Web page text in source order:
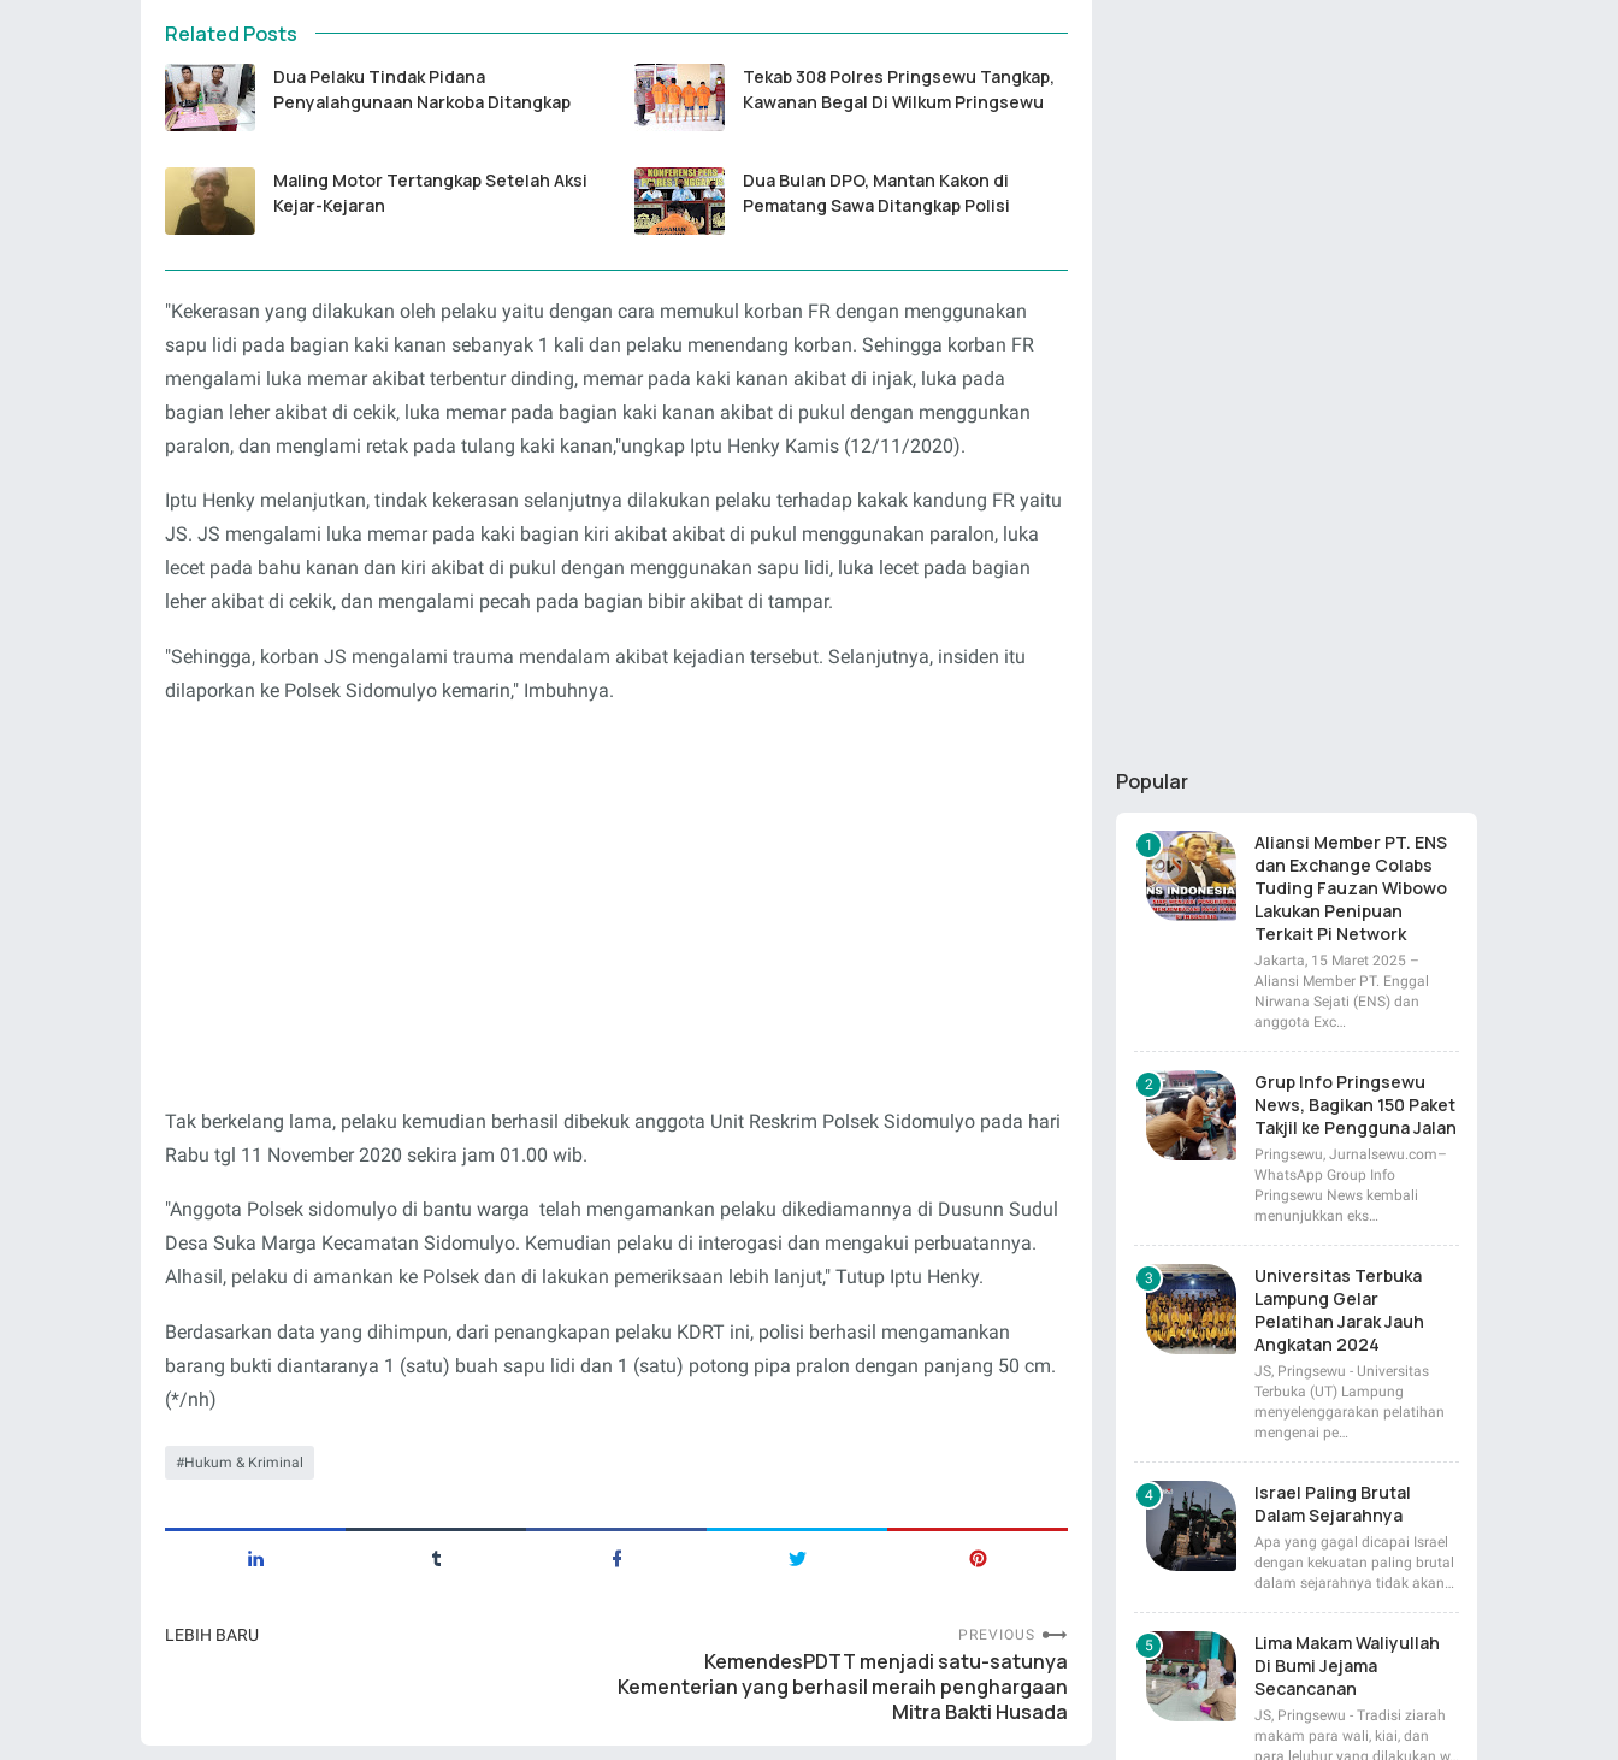
Related Posts
Dua Pelaku Tindak Pidana
Penyalahgunaan Narkoba Ditangkap
Tekab 308 Polres Pringsewu Tangkap,
Kawanan Begal Di Wilkum Pringsewu
Maling Motor Tertangkap Setelah Aksi
Kejar-Kejaran
Dua Bulan DPO, Mantan Kakon di
Pematang Sawa Ditangkap Polisi
"Kekerasan yang dilakukan oleh pelaku yaitu dengan cara memukul korban FR dengan menggunakan
sapu lidi pada bagian kaki kanan sebanyak 1 kali dan pelaku menendang korban. Sehingga korban FR
mengalami luka memar akibat terbentur dinding, memar pada kaki kanan akibat di injak, luka pada
bagian leher akibat di cekik, luka memar pada bagian kaki kanan akibat di pukul dengan menggunkan
paralon, dan menglami retak pada tulang kaki kanan,"ungkap Iptu Henky Kamis (12/11/2020).
Iptu Henky melanjutkan, tindak kekerasan selanjutnya dilakukan pelaku terhadap kakak kandung FR yaitu
JS. JS mengalami luka memar pada kaki bagian kiri akibat akibat di pukul menggunakan paralon, luka
lecet pada bahu kanan dan kiri akibat di pukul dengan menggunakan sapu lidi, luka lecet pada bagian
leher akibat di cekik, dan mengalami pecah pada bagian bibir akibat di tampar.
"Sehingga, korban JS mengalami trauma mendalam akibat kejadian tersebut. Selanjutnya, insiden itu
dilaporkan ke Polsek Sidomulyo kemarin," Imbuhnya.
Tak berkelang lama, pelaku kemudian berhasil dibekuk anggota Unit Reskrim Polsek Sidomulyo pada hari
Rabu tgl 11 November 2020 sekira jam 01.00 wib.
"Anggota Polsek sidomulyo di bantu warga telah mengamankan pelaku dikediamannya di Dusunn Sudul
Desa Suka Marga Kecamatan Sidomulyo. Kemudian pelaku di interogasi dan mengakui perbuatannya.
Alhasil, pelaku di amankan ke Polsek dan di lakukan pemeriksaan lebih lanjut," Tutup Iptu Henky.
Berdasarkan data yang dihimpun, dari penangkapan pelaku KDRT ini, polisi berhasil mengamankan
barang bukti diantaranya 1 (satu) buah sapu lidi dan 1 (satu) potong pipa pralon dengan panjang 50 cm.
(*/nh)
Hukum & Kriminal
LEBIH BARU PREVIOUS
KemendesPDTT menjadi satu-satunya
Kementerian yang berhasil meraih penghargaan
Mitra Bakti Husada
Popular
Aliansi Member PT. ENS
dan Exchange Colabs
Tuding Fauzan Wibowo
Lakukan Penipuan
Terkait Pi Network
Jakarta, 15 Maret 2025 –
Aliansi Member PT. Enggal
Nirwana Sejati (ENS) dan
anggota Exc…
Grup Info Pringsewu
News, Bagikan 150 Paket
Takjil ke Pengguna Jalan
Pringsewu, Jurnalsewu.com–
WhatsApp Group Info
Pringsewu News kembali
menunjukkan eks…
Universitas Terbuka
Lampung Gelar
Pelatihan Jarak Jauh
Angkatan 2024
JS, Pringsewu - Universitas
Terbuka (UT) Lampung
menyelenggarakan pelatihan
mengenai pe…
Israel Paling Brutal
Dalam Sejarahnya
Apa yang gagal dicapai Israel
dengan kekuatan paling brutal
dalam sejarahnya tidak akan…
Lima Makam Waliyullah
Di Bumi Jejama
Secancanan
JS, Pringsewu - Tradisi ziarah
makam para wali, kiai, dan
para leluhur yang dilakukan w…